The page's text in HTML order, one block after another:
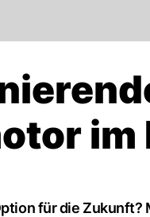
im
für die